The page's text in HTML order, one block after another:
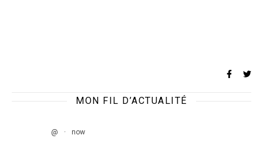
MON FIL D’ACTUALITÉ
@ · now